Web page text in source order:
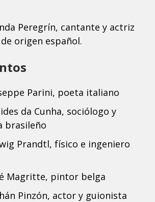
Peregrín, cantante y actriz
origen español.
Parini, poeta italiano
da Cunha, sociólogo y
brasileño
Prandtl, físico e ingeniero
Magritte, pintor belga
Pinzón, actor y guionista